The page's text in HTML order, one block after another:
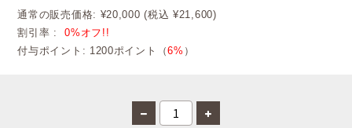
通常の販売価格: ¥20,000 (税込 ¥21,600)
割引率 :0%オフ!!
付与ポイント: 1200ポイント（6% ）